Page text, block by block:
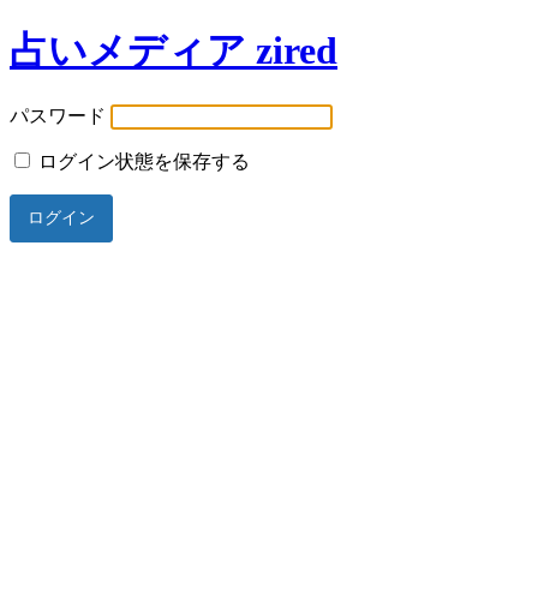
占いメディア zired
パスワード
ログイン状態を保存する